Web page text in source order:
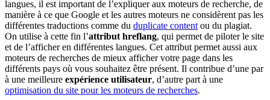
langues, il est important de l’expliquer aux moteurs de recherche, de
manière à ce que Google et les autres moteurs ne considèrent pas les
différentes traductions comme du duplicate content ou du plagiat.
On utilise à cette fin l’attribut hreflang, qui permet de piloter le site
et de l’afficher en différentes langues. Cet attribut permet aussi aux
moteurs de recherches de mieux afficher votre page dans les
différents pays où vous souhaitez être présent. Il contribue d’une par
à une meilleure expérience utilisateur, d’autre part à une
optimisation du site pour les moteurs de recherches.